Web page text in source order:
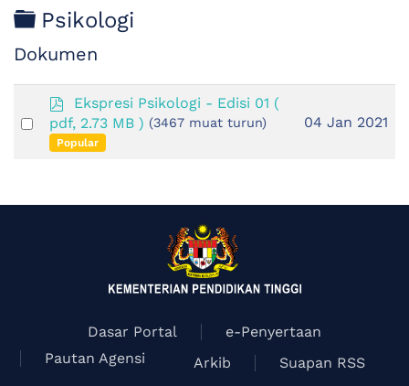
Folder
Psikologi
Dokumen
Select
p
d
f
Ekspresi Psikologi - Edisi 01 (
pdf, 2.73 MB ) (3467 muat turun)
Popular
04 Jan 2021
Dasar Portal
e-Penyertaan
Pautan Agensi
Arkib
Suapan RSS